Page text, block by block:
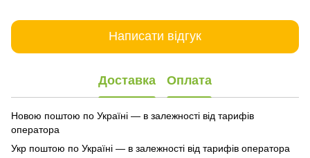
Написати відгук
Доставка Оплата
Новою поштою по Україні — в залежності від тарифів
оператора
Укр поштою по Україні — в залежності від тарифів оператора